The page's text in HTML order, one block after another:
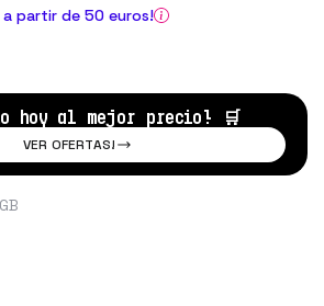
a partir de 50 euros!
hoy al mejor precio! 🛒
VER OFERTAS!